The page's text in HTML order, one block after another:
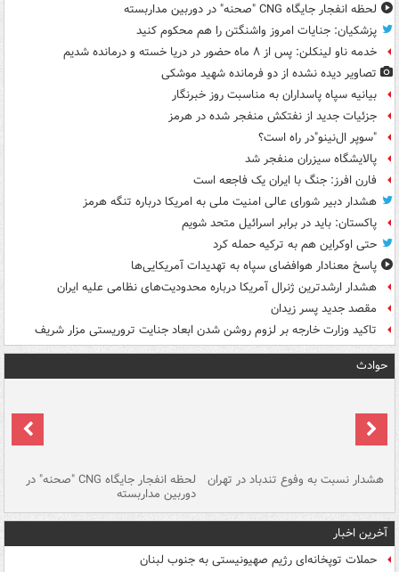
لحظه انفجار جایگاه CNG "صحنه" در دوربین مداربسته
پزشکیان: جنایات امروز واشنگتن را هم محکوم کنید
خدمه ناو لینکلن: پس از ۸ ماه حضور در دریا خسته و درمانده‌ شدیم
تصاویر دیده‌ نشده از دو فرمانده شهید موشکی
بیانیه سپاه پاسداران به مناسبت روز خبرنگار
جزئیات جدید از نفتکش منفجر شده در هرمز
"سوپر ال‌نینو"در راه است؟
پالایشگاه سیزران منفجر شد
فارن افرز: جنگ با ایران یک فاجعه است
هشدار دبیر شورای عالی امنیت ملی به امریکا درباره تنگه هرمز
پاکستان: باید در برابر اسرائیل متحد شویم
حتی اوکراین هم به ترکیه حمله کرد
پاسخ معنادار هوافضای سپاه به تهدیدات آمریکایی‌ها
هشدار ارشدترین ژنرال آمریکا درباره محدودیت‌های نظامی علیه ایران
مقصد جدید پسر زیدان
تاکید وزارت خارجه بر لزوم روشن شدن ابعاد جنایت تروریستی مزار شریف
حوادث
هشدار نسبت به وفوع تندباد در تهران لحظه انفجار جایگاه CNG "صحنه" در
دوربین مداربسته
آخرین اخبار
حملات توپخانه‌ای رژیم صهیونیستی به جنوب لبنان